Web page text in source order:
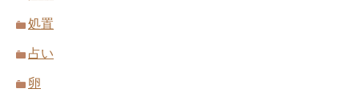
処置
占い
卵